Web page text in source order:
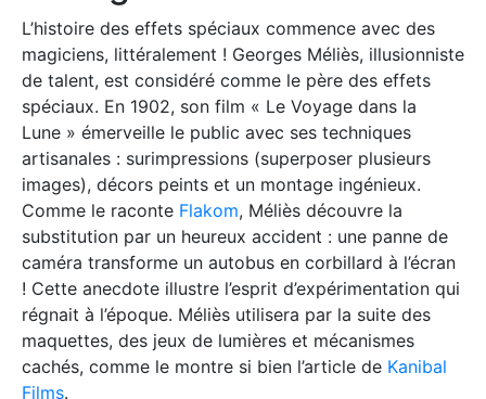
L’histoire des effets spéciaux commence avec des
magiciens, littéralement ! Georges Méliès, illusionniste
de talent, est considéré comme le père des effets
spéciaux. En 1902, son film « Le Voyage dans la
Lune » émerveille le public avec ses techniques
artisanales : surimpressions (superposer plusieurs
images), décors peints et un montage ingénieux.
Comme le raconte Flakom, Méliès découvre la
substitution par un heureux accident : une panne de
caméra transforme un autobus en corbillard à l’écran
! Cette anecdote illustre l’esprit d’expérimentation qui
régnait à l’époque. Méliès utilisera par la suite des
maquettes, des jeux de lumières et mécanismes
cachés, comme le montre si bien l’article de Kanibal
Films.